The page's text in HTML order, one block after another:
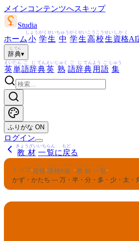
メインコンテンツへスキップ
Studia
ホーム 小
しょう
学
がく
生
せい
中
ちゅう
学
がく
生
せい
高
こう
校
こう
生
せい
資格
しかく
AI
辞
じ
典
てん
▾
英
えい
単
たん
語
ご
辞
じ
典
てん
英
えい
熟
じゅく
語
ご
辞
じ
典
てん
用
よう
語
ご
集
しゅう
ふりがな ON
ログイン
教材
きょうざい
一覧
いちらん
に 戻
もど
る
トップ›資格
しかく
›漢検
かんけん
9級
きゅう
› 教材
きょうざい
一覧
いちらん
›
かず・かたち — 万・半・分・多・少・太・